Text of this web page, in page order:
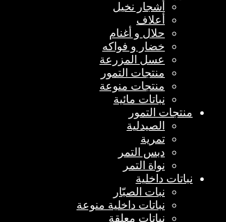
أشجار نخيل
أعلاف
حلال و أغنام
خضار و فواكه
عسل المزرعة
منتجات التمور
منتجات منوعة
نباتات مائية
منتجات التمور
الصيدلية
تمرية
دبس التمر
نواة التمر
نباتات داخلية
نبات الصبّار
نباتات داخلية منوعة
نباتات معلقة